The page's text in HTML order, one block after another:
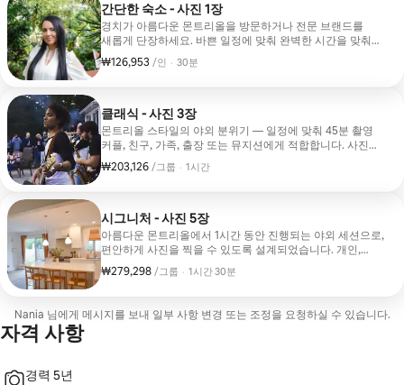
간단한 숙소 - 사진 1장
경치가 아름다운 몬트리올을 방문하거나 전문 브랜드를
새롭게 단장하세요. 바쁜 일정에 맞춰 완벽한 시간을 맞춰
드립니다. 15~30분 야외 촬영 - 아름다운 사진 1장
₩126,953 /인
1인당 ₩126,953
, · 30분
클래식 - 사진 3장
몬트리올 스타일의 야외 분위기 — 일정에 맞춰 45분 촬영
커플, 친구, 가족, 출장 또는 뮤지션에게 적합합니다. 사진
3장이 포함되어 있습니다.
₩203,126 /그룹
그룹당 ₩203,126
, · 1시간
시그니처 - 사진 5장
아름다운 몬트리올에서 1시간 동안 진행되는 야외 세션으로,
편안하게 사진을 찍을 수 있도록 설계되었습니다. 개인,
커플, 크리에이터, 가족 또는 전문가에게 이상적입니다. 이
세션은 공간을 소개하는 데에도 적합합니다. 숙소, 부동산,
₩279,298 /그룹
그룹당 ₩279,298
, · 1시간 30분
Nania 님에게 메시지를 보내 일부 사항 변경 또는 조정을 요청하실 수 있습니다.
자격 사항
경력 5년